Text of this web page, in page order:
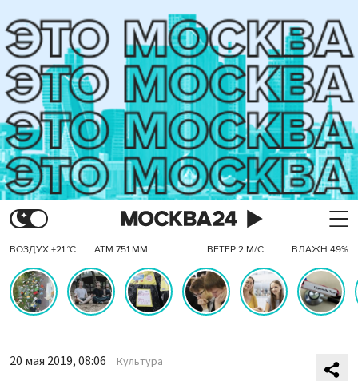
ВОЗДУХ +21 °C АТМ 751 ММ ВЕТЕР 2 М/С ВЛАЖН 49%
20 мая 2019, 08:06 Культура